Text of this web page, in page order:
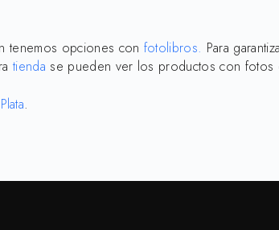
tenemos opciones con fotolibros. Para
tienda se pueden ver los productos con fotos
.